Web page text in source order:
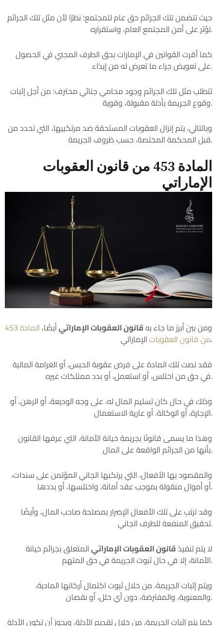
حيث تتضمن تلك الجرائم حق عام للمجتمع؛ نظرًا لأن مثل تلك الجرائم
تؤثر على أمن المجتمع العام، واستقراره.
كما أقرت القوانين في الإمارات بحق الطرف المجني في الحصول
على تعويض جراء ما تعرض له من إيذاء.
تتطلب مثل تلك الجرائم وجود محامي جنائي محترف؛ من أجل إثبات
وقوع الجريمة بأدلة مقبولة، وقوية.
وبالتالي، يتم إنزال العقوبات المستحقة ضد مرتكبيها، التي تحدد من
قبل المحكمة المختصة، حسب ظروف الجريمة.
المادة 453 من قانون العقوبات
الإماراتي
ومن بين أبرز ما جاء بهقانون العقوبات الإماراتيأيضًا،
المادة 453
من قانون العقوباتالإماراتي.
فقد نصت تلك المادة على فرض عقوبة الحبس، أو الغرامة المالية
في حق من اختلس، أو استعمل، أو بدد ممتلكات غيره.
وذلك في حال كان تسليم المال له، على وجه الوديعة، أو الرهن، أو
الإجارة، أو الوكالة، أو عارية الاستعمال.
وهذا ما يسمى قانونًا بجريمة خيانة الأمانة، التي عرفها القانون
بأنها من الجرائم الواقعة على المال.
والمقصود بها الأفعال، التي يرتكبها الجاني المؤتمن على سندات،
أو أموال منقولة بموجب عقد أمانة، واختلسها، أو بددها.
وقد ترتب على تلك الأفعال الإضرار بمصلحة صاحب المال، وأيضًا
تحقيق المنفعة للطرف الجاني.
لا يتم تنفيذقانون العقوبات الإماراتيالمتعلق بجرائم خيانة
الأمانة، إلا في حال ثبوت الجريمة في حق المتهم.
ويتم إثبات الجريمة، من خلال ثبوت اكتمال أركانها المادية،
والمعنوية، والمفترضة، دون أي خلل، أو نقصان.
كما يتم إثبات الجريمة، من خلال تقديم الأدلة، ويجوز أن تكون الأدلة